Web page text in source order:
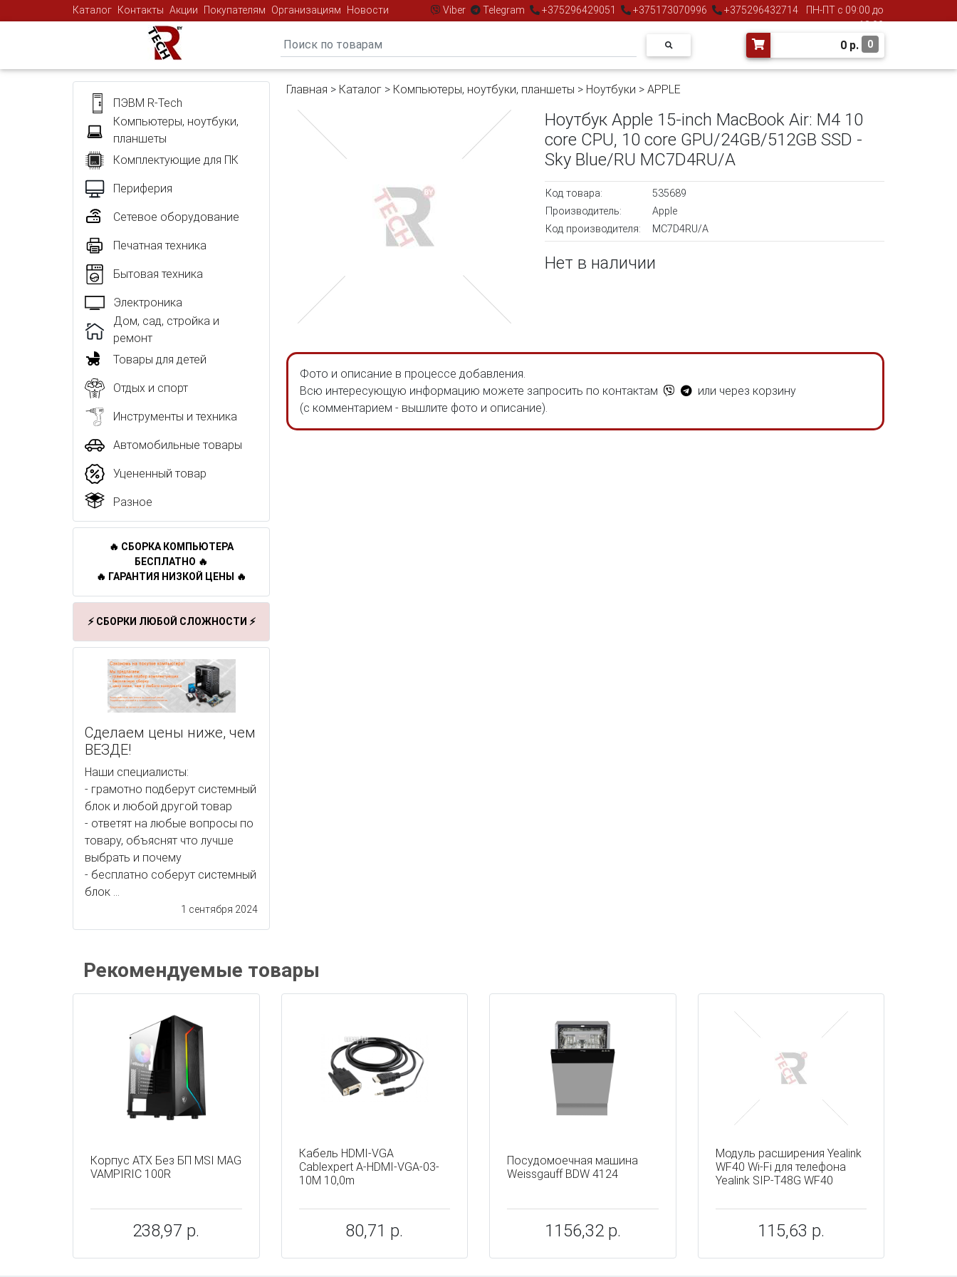
Каталог Контакты Акции Покупателям Организациям Новости Viber Telegram +375296429051 +375173070996 +375296432714
ПН-ПТ с 09:00 до
18:00
0 р. 0
ПЭВМ R-Tech
Компьютеры, ноутбуки,
планшеты
Комплектующие для ПК
Периферия
Сетевое оборудование
Печатная техника
Бытовая техника
Электроника
Дом, сад, стройка и
ремонт
Товары для детей
Отдых и спорт
Инструменты и техника
Автомобильные товары
Уцененный товар
Разное
🔥 СБОРКА КОМПЬЮТЕРА
БЕСПЛАТНО 🔥
🔥 ГАРАНТИЯ НИЗКОЙ ЦЕНЫ 🔥
⚡ СБОРКИ ЛЮБОЙ СЛОЖНОСТИ ⚡
Сделаем цены ниже, чем
ВЕЗДЕ!
Наши специалисты:
- грамотно подберут системный
блок и любой другой товар
- ответят на любые вопросы по
товару, объяснят что лучше
выбрать и почему
- бесплатно соберут системный
блок ...
1 сентября 2024
Главная > Каталог > Компьютеры, ноутбуки, планшеты > Ноутбуки > APPLE
Ноутбук Apple 15-inch MacBook Air: M4 10
core CPU, 10 core GPU/24GB/512GB SSD -
Sky Blue/RU MC7D4RU/A
Код товара:
535689
Производитель:
Apple
Код производителя:
MC7D4RU/A
Нет в наличии
Фото и описание в процессе добавления.
Всю интересующую информацию можете запросить по контактам
или через корзину
(с комментарием - вышлите фото и описание).
Рекомендуемые товары
Корпус ATX Без БП MSI MAG
VAMPIRIC 100R
238,97 р.
Кабель HDMI-VGA
Cablexpert A-HDMI-VGA-03-
10M 10,0m
80,71 р.
Посудомоечная машина
Weissgauff BDW 4124
1156,32 р.
Модуль расширения Yealink
WF40 Wi-Fi для телефона
Yealink SIP-T48G WF40
115,63 р.